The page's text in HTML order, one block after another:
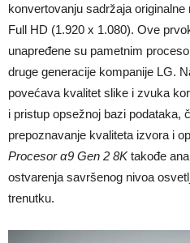
konvertovanju sadržaja
Full HD (1.920 x 1.080). Ove
unapređene su pametnim
druge generacije kompanije LG.
povećava kvalitet slike i zvuka
i pristup opsežnoj bazi podataka,
prepoznavanje kvaliteta izvora i
Procesor α9 Gen 2 8Ktakođe
ostvarenja savršenog nivoa
trenutku.